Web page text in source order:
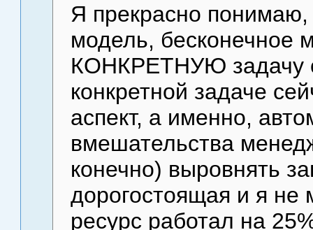
Я прекрасно
модель, бесконечное
КОНКРЕТНУЮ задачу
конкретной задаче
аспект, а именно,
вмешательства
конечно) выровнять
дорогостоящая и я не
ресурс работал на